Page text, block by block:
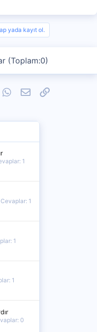
yada kayıt ol.
(Toplam:0)
WhatsApp
E-postaLink
1
Cevaplar: 1
1
1
0